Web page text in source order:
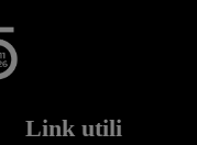
Link utili